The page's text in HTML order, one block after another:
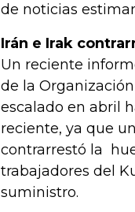
de noticias
Irán e Irak
Un reciente
de la
escalado en abril
reciente, ya que
contrarrestó la
trabajadores del
suministro.